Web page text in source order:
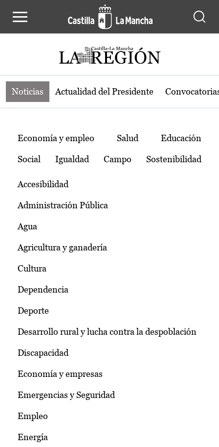
Noticias de la región de Castilla-La
Noticias Actualidad del Presidente
Temas
Economía y empleo Salud Educación
Social Igualdad Campo Sostenibilidad
Accesibilidad
Administración Pública
Agua
Agricultura y ganadería
Cultura
Dependencia
Deporte
Desarrollo rural y lucha contra la despoblación
Discapacidad
Economía y empresas
Emergencias y Seguridad
Empleo
Energía